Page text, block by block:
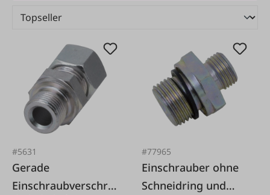
#5631
Gerade
Einschraubverschra
#77965
Einschrauber ohne
Schneidring und